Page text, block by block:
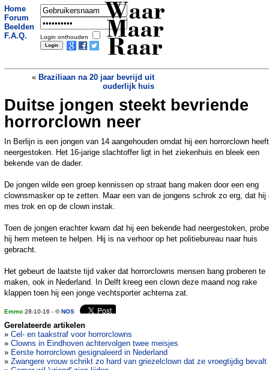
Home
Forum
Beelden
F.A.Q.
Login onthouden
Waar
Maar
Raar
« Braziliaan na 20 jaar bevrijd uit
ouderlijk huis
Chinees steelt elke nacht dure auto om
vrouwen te versieren»
Duitse jongen steekt bevriende
horrorclown neer
In Berlijn is een jongen van 14 aangehouden omdat hij een horrorclown heeft
neergestoken. Het 16-jarige slachtoffer ligt in het ziekenhuis en bleek een
bekende van de dader.
De jongen wilde een groep kennissen op straat bang maken door een eng
clownsmasker op te zetten. Maar een van de jongens schrok zo erg, dat hij
mes trok en op de clown instak.
Toen de jongen erachter kwam dat hij een bekende had neergestoken,
hij hem meteen te helpen. Hij is na verhoor op het politiebureau naar huis
gebracht.
Het gebeurt de laatste tijd vaker dat horrorclowns mensen bang proberen te
maken, ook in Nederland. In Delft kreeg een clown deze maand nog rake
klappen toen hij een jonge vechtsporter achterna zat.
Emmo 28-10-16 - ©NOS
Gerelateerde artikelen
» Cel- en taakstraf voor horrorclowns
» Clowns in Eindhoven achtervolgen twee meisjes
» Eerste horrorclown gesignaleerd in Nederland
» Zwangere vrouw schrikt zo hard van griezelclown dat ze vroegtijdig bevalt